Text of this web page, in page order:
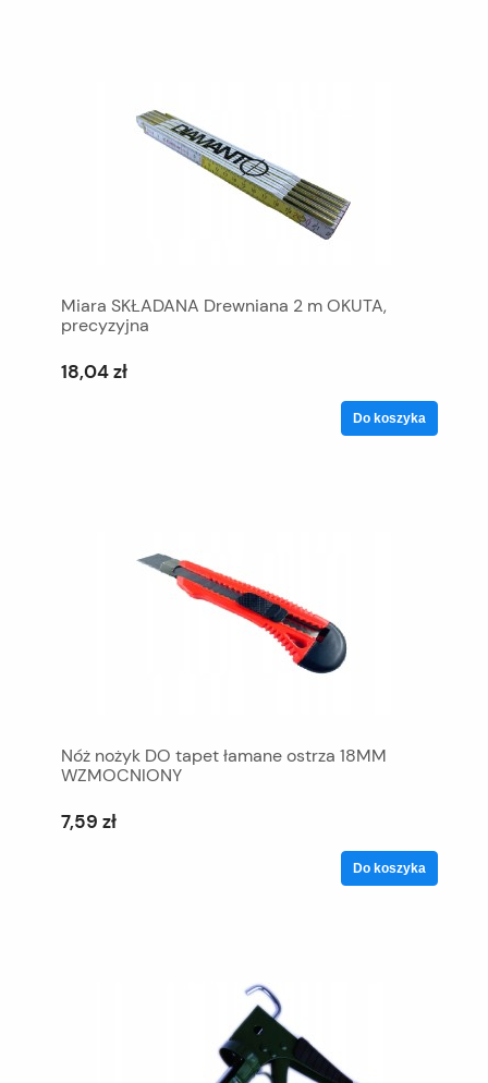
Miara SKŁADANA Drewniana 2 m OKUTA,
precyzyjna
18,04 zł
Do koszyka
Nóż nożyk DO tapet łamane ostrza 18MM
WZMOCNIONY
7,59 zł
Do koszyka